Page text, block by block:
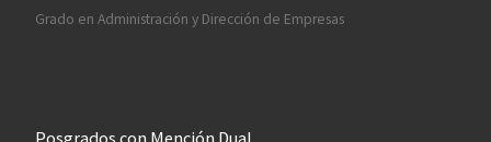
Grado en Administración y Dirección de Empresas